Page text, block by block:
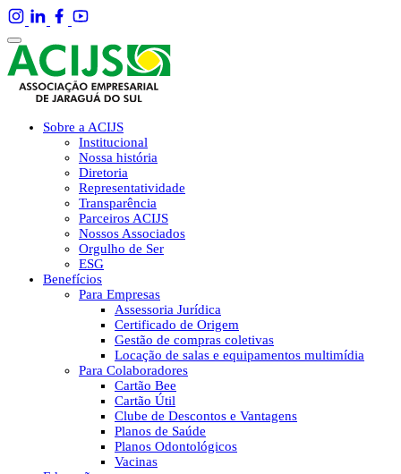
Sobre a ACIJS
Institucional
Nossa história
Diretoria
Representatividade
Transparência
Parceiros ACIJS
Nossos Associados
Orgulho de Ser
ESG
Benefícios
Para Empresas
Assessoria Jurídica
Certificado de Origem
Gestão de compras coletivas
Locação de salas e equipamentos multimídia
Para Colaboradores
Cartão Bee
Cartão Útil
Clube de Descontos e Vantagens
Planos de Saúde
Planos Odontológicos
Vacinas